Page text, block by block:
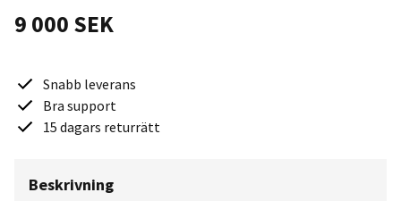
9 000 SEK
Snabb leverans
Bra support
15 dagars returrätt
Beskrivning